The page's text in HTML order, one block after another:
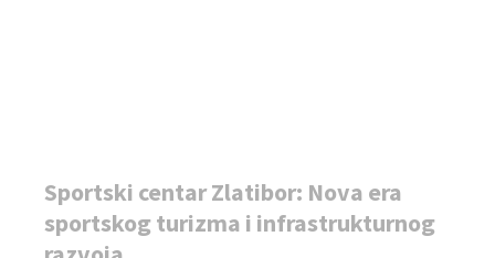
Sportski centar Zlatibor: Nova era
sportskog turizma i infrastrukturnog